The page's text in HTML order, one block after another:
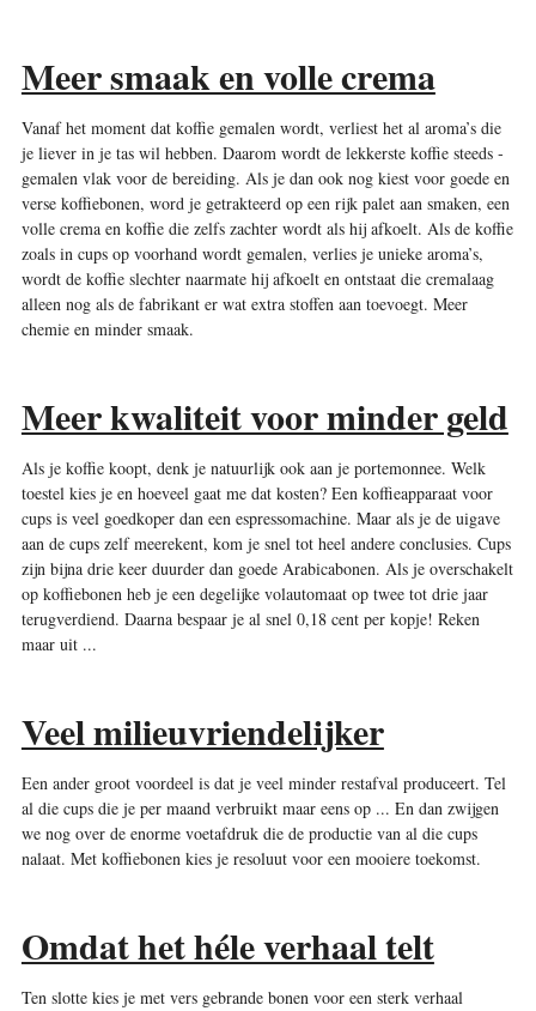
Meer smaak en volle crema
Vanaf het moment dat ­koffie gemalen wordt, verliest het al aroma’s die
je liever in je tas wil hebben. Daarom wordt de lekkerste koffie steeds ­
gemalen vlak voor de ­bereiding. Als je dan ook nog kiest voor goede en
verse koffiebonen, word je getrakteerd op een rijk palet aan smaken, een
volle crema en koffie die zelfs zachter wordt als hij afkoelt. Als de koffie
zoals in cups op voorhand wordt ­gemalen, verlies je unieke aroma’s,
wordt de koffie slechter naarmate hij afkoelt en ontstaat die ­cremalaag
alleen nog als de fabrikant er wat extra ­stoffen aan toevoegt. Meer
chemie en minder smaak.
Meer kwaliteit voor minder geld
Als je koffie koopt, denk je natuurlijk ook aan je ­portemonnee. Welk
toestel kies je en hoeveel gaat me dat kosten? Een koffieapparaat voor
cups is veel goedkoper dan een espressomachine. Maar als je de uigave
aan de cups zelf meerekent, kom je snel tot heel andere conclusies. Cups
zijn bijna drie keer duurder dan goede Arabicabonen. Als je overschakelt
op koffiebonen heb je een degelijke volautomaat op twee tot drie jaar
terugverdiend. Daarna bespaar je al snel 0,18 cent per kopje! Reken
maar uit ...
Veel milieuvriendelijker
Een ander groot voordeel is dat je veel minder restafval produceert. Tel
al die cups die je per maand verbruikt maar eens op ... En dan ­zwijgen
we nog over de enorme ­voetafdruk die de productie van al die cups
nalaat. Met koffiebonen kies je resoluut voor een mooiere toekomst.
Omdat het héle verhaal telt
Ten slotte kies je met vers gebrande bonen voor een sterk verhaal